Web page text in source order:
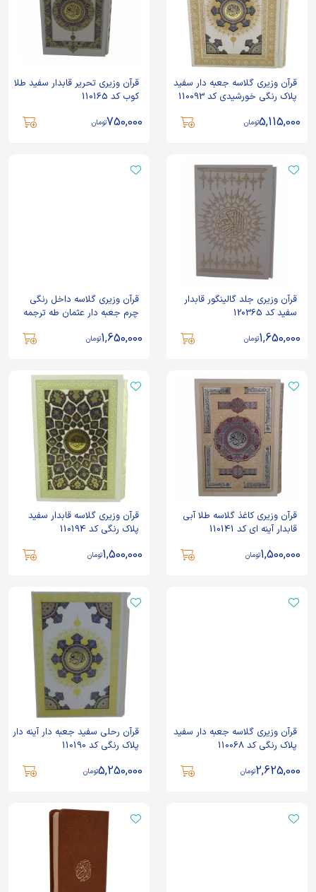
قرآن وزیری گلاسه جعبه دار سفید
پلاک رنگی خورشیدی کد 110093
5,115,000تومان
قرآن وزیری تحریر قابدار سفید طلا
کوب کد 110165
750,000تومان
قرآن وزیری جلد گالینگور قابدار
سفید کد 120365
1,650,000تومان
قرآن وزیری گلاسه داخل رنگی
چرم جعبه دار عثمان طه ترجمه
1,650,000تومان
قرآن وزیری کاغذ گلاسه طلا آبی
قابدار آینه ای کد 110141
1,500,000تومان
قرآن وزیری گلاسه قابدار سفید
پلاک رنگی کد 110194
1,500,000تومان
قرآن وزیری گلاسه جعبه دار سفید
پلاک رنگی کد 110068
2,625,000تومان
قرآن رحلی سفید جعبه دار آینه دار
پلاک رنگی کد 110190
5,250,000تومان